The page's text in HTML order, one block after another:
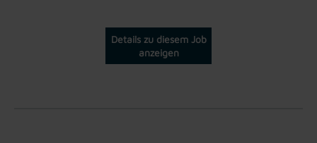
Details zu diesem Job
anzeigen